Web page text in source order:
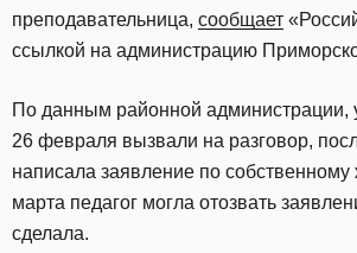
преподавательница, сообщает
ссылкой на администрацию
По данным районной администрации,
26 февраля вызвали на разговор,
написала заявление по
марта педагог могла отозвать
сделала.